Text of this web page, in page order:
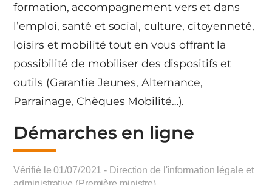
formation, accompagnement vers et dans
l’emploi, santé et social, culture, citoyenneté,
loisirs et mobilité tout en vous offrant la
possibilité de mobiliser des dispositifs et
outils (Garantie Jeunes, Alternance,
Parrainage, Chèques Mobilité…).
Démarches en ligne
Vérifié le 01/07/2021 - Direction de l'information légale et